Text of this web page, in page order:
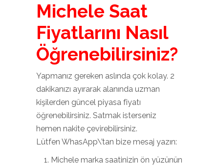
Michele Saat
Fiyatlarını Nasıl
Öğrenebilirsiniz?
Yapmanız gereken aslında çok kolay. 2
dakikanızı ayırarak alanında uzman
kişilerden güncel piyasa fiyatı
öğrenebilirsiniz. Satmak isterseniz
hemen nakite çevirebilirsiniz.
Lütfen WhasApp\’tan bize mesaj yazın:
Michele marka saatinizin ön yüzünün